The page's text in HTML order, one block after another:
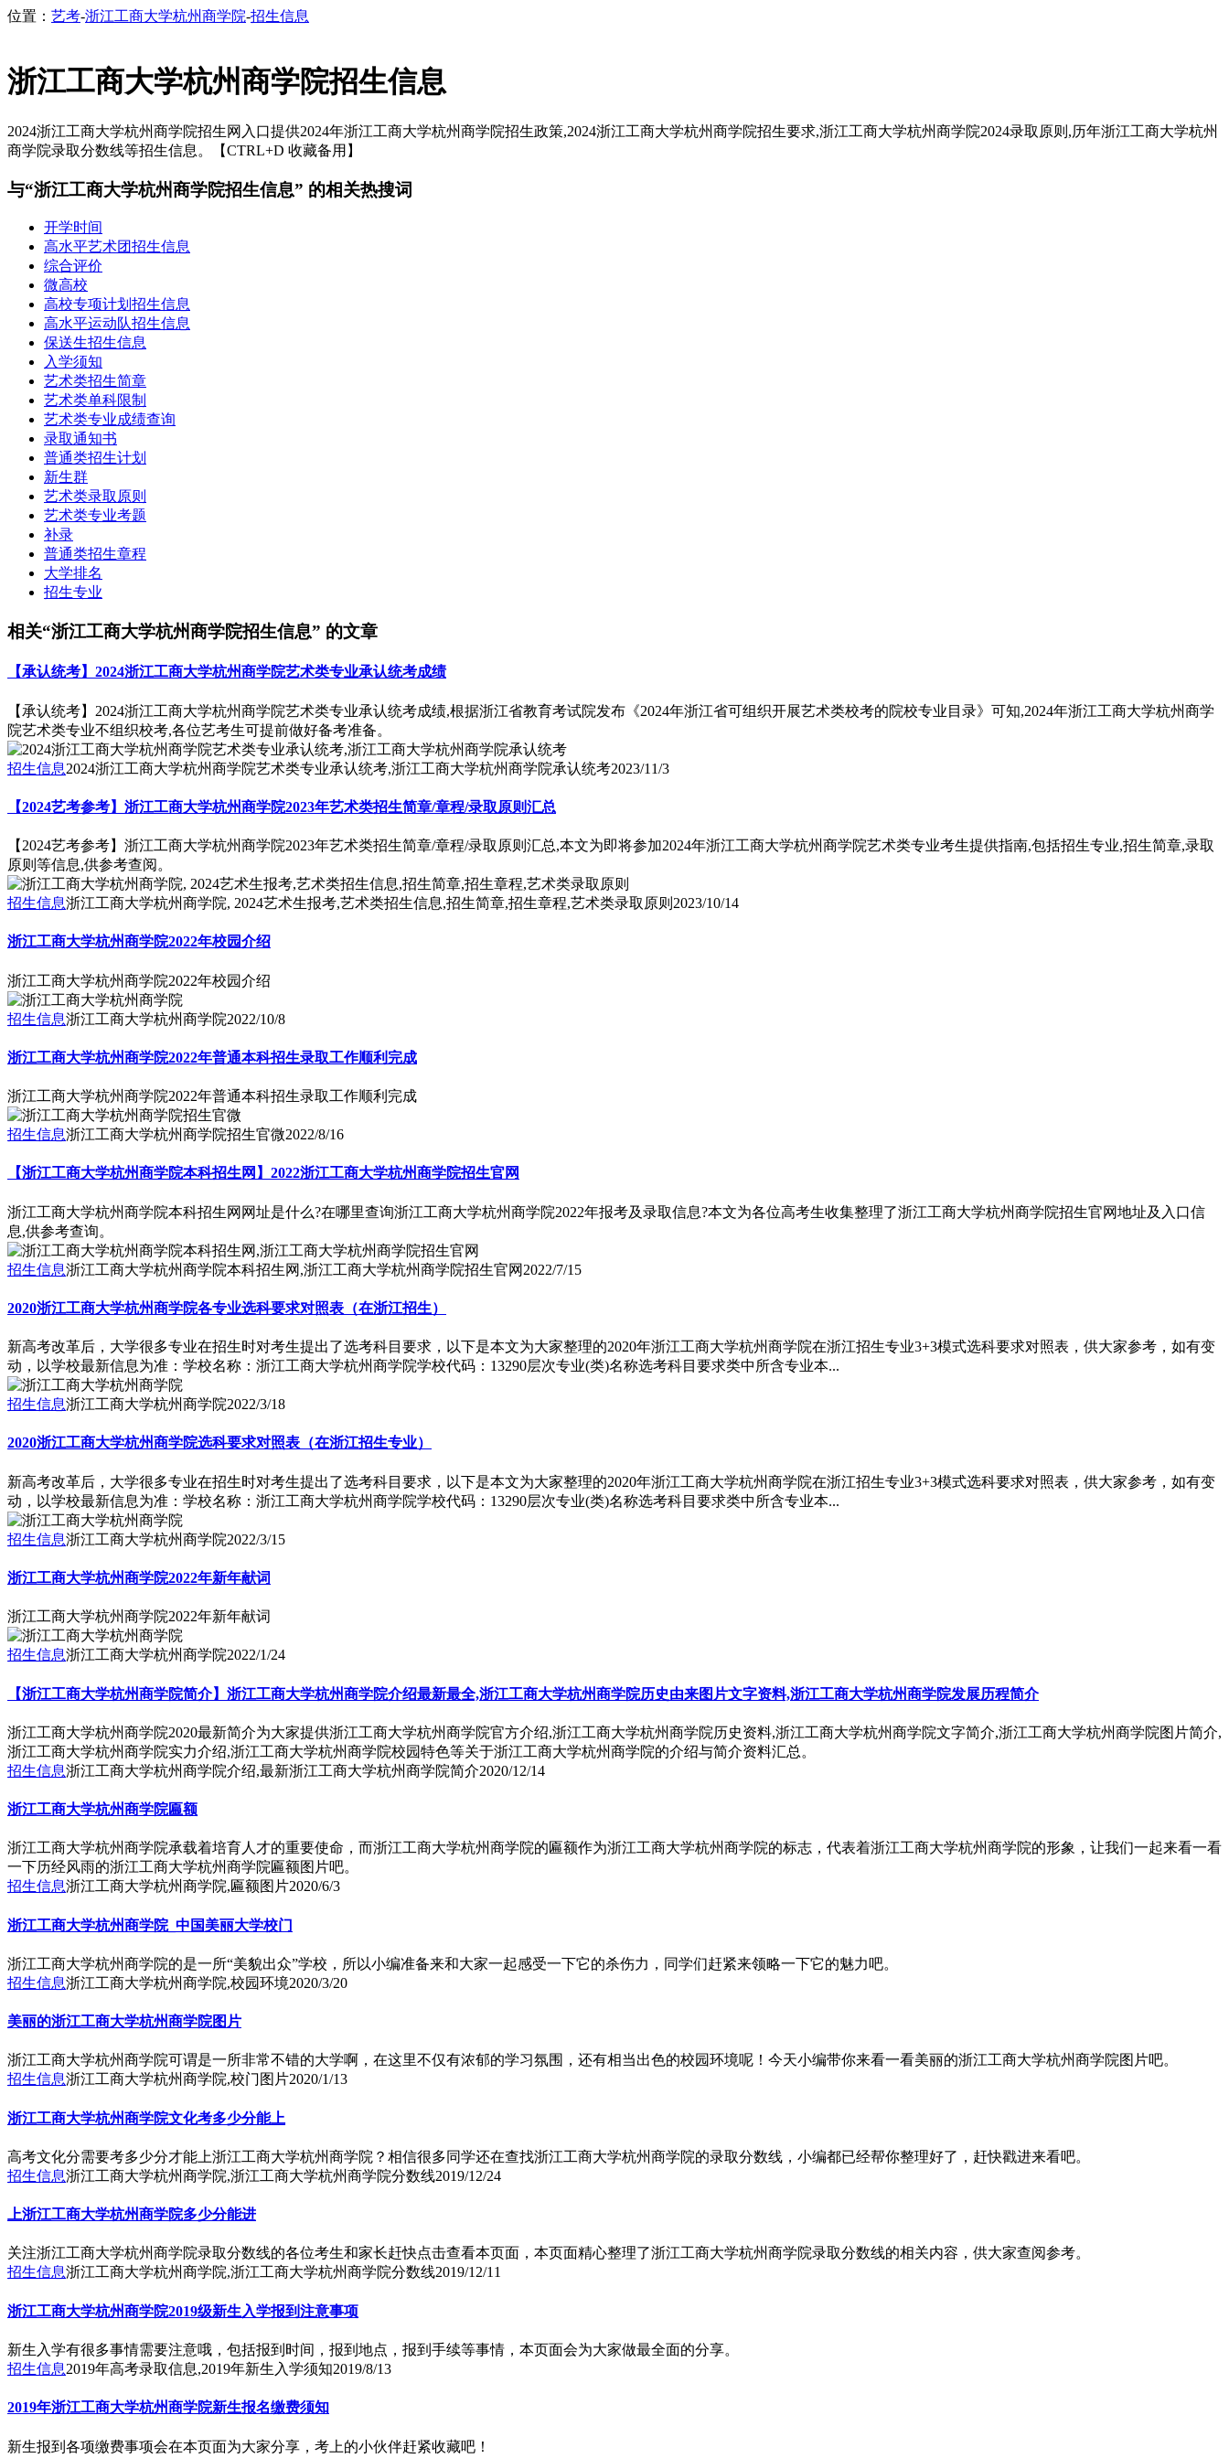
位置： 艺考-浙江工商大学杭州商学院-招生信息
浙江工商大学杭州商学院招生信息
2024浙江工商大学杭州商学院招生网入口提供2024年浙江工商大学杭州商学院招生政策,2024浙江工商大学杭州商学院招生要求,浙江工商大学杭州商学院2024录取原则,历年浙江工商大学杭州
商学院录取分数线等招生信息。【CTRL+D 收藏备用】
与“浙江工商大学杭州商学院招生信息” 的相关热搜词
开学时间
高水平艺术团招生信息
综合评价
微高校
高校专项计划招生信息
高水平运动队招生信息
保送生招生信息
入学须知
艺术类招生简章
艺术类单科限制
艺术类专业成绩查询
录取通知书
普通类招生计划
新生群
艺术类录取原则
艺术类专业考题
补录
普通类招生章程
大学排名
招生专业
相关“浙江工商大学杭州商学院招生信息” 的文章
【承认统考】2024浙江工商大学杭州商学院艺术类专业承认统考成绩
【承认统考】2024浙江工商大学杭州商学院艺术类专业承认统考成绩,根据浙江省教育考试院发布《2024年浙江省可组织开展艺术类校考的院校专业目录》可知,2024年浙江工商大学杭州商学
院艺术类专业不组织校考,各位艺考生可提前做好备考准备。
招生信息2024浙江工商大学杭州商学院艺术类专业承认统考,浙江工商大学杭州商学院承认统考2023/11/3
【2024艺考参考】浙江工商大学杭州商学院2023年艺术类招生简章/章程/录取原则汇总
【2024艺考参考】浙江工商大学杭州商学院2023年艺术类招生简章/章程/录取原则汇总,本文为即将参加2024年浙江工商大学杭州商学院艺术类专业考生提供指南,包括招生专业,招生简章,录取
原则等信息,供参考查阅。
招生信息浙江工商大学杭州商学院, 2024艺术生报考,艺术类招生信息,招生简章,招生章程,艺术类录取原则 2023/10/14
浙江工商大学杭州商学院2022年校园介绍
浙江工商大学杭州商学院2022年校园介绍
招生信息浙江工商大学杭州商学院2022/10/8
浙江工商大学杭州商学院2022年普通本科招生录取工作顺利完成
浙江工商大学杭州商学院2022年普通本科招生录取工作顺利完成
招生信息浙江工商大学杭州商学院招生官微2022/8/16
【浙江工商大学杭州商学院本科招生网】2022浙江工商大学杭州商学院招生官网
浙江工商大学杭州商学院本科招生网网址是什么?在哪里查询浙江工商大学杭州商学院2022年报考及录取信息?本文为各位高考生收集整理了浙江工商大学杭州商学院招生官网地址及入口信
息,供参考查询。
招生信息浙江工商大学杭州商学院本科招生网,浙江工商大学杭州商学院招生官网 2022/7/15
2020浙江工商大学杭州商学院各专业选科要求对照表（在浙江招生）
新高考改革后，大学很多专业在招生时对考生提出了选考科目要求，以下是本文为大家整理的2020年浙江工商大学杭州商学院在浙江招生专业3+3模式选科要求对照表，供大家参考，如有变
动，以学校最新信息为准：学校名称：浙江工商大学杭州商学院学校代码：13290层次专业(类)名称选考科目要求类中所含专业本...
招生信息浙江工商大学杭州商学院2022/3/18
2020浙江工商大学杭州商学院选科要求对照表（在浙江招生专业）
新高考改革后，大学很多专业在招生时对考生提出了选考科目要求，以下是本文为大家整理的2020年浙江工商大学杭州商学院在浙江招生专业3+3模式选科要求对照表，供大家参考，如有变
动，以学校最新信息为准：学校名称：浙江工商大学杭州商学院学校代码：13290层次专业(类)名称选考科目要求类中所含专业本...
招生信息浙江工商大学杭州商学院2022/3/15
浙江工商大学杭州商学院2022年新年献词
浙江工商大学杭州商学院2022年新年献词
招生信息浙江工商大学杭州商学院2022/1/24
【浙江工商大学杭州商学院简介】浙江工商大学杭州商学院介绍最新最全,浙江工商大学杭州商学院历史由来图片文字资料,浙江工商大学杭州商学院发展历程简介
浙江工商大学杭州商学院2020最新简介为大家提供浙江工商大学杭州商学院官方介绍,浙江工商大学杭州商学院历史资料,浙江工商大学杭州商学院文字简介,浙江工商大学杭州商学院图片简介,
浙江工商大学杭州商学院实力介绍,浙江工商大学杭州商学院校园特色等关于浙江工商大学杭州商学院的介绍与简介资料汇总。
招生信息浙江工商大学杭州商学院介绍,最新浙江工商大学杭州商学院简介2020/12/14
浙江工商大学杭州商学院匾额
浙江工商大学杭州商学院承载着培育人才的重要使命，而浙江工商大学杭州商学院的匾额作为浙江工商大学杭州商学院的标志，代表着浙江工商大学杭州商学院的形象，让我们一起来看一看
一下历经风雨的浙江工商大学杭州商学院匾额图片吧。
招生信息浙江工商大学杭州商学院,匾额图片2020/6/3
浙江工商大学杭州商学院_中国美丽大学校门
浙江工商大学杭州商学院的是一所“美貌出众”学校，所以小编准备来和大家一起感受一下它的杀伤力，同学们赶紧来领略一下它的魅力吧。
招生信息浙江工商大学杭州商学院,校园环境2020/3/20
美丽的浙江工商大学杭州商学院图片
浙江工商大学杭州商学院可谓是一所非常不错的大学啊，在这里不仅有浓郁的学习氛围，还有相当出色的校园环境呢！今天小编带你来看一看美丽的浙江工商大学杭州商学院图片吧。
招生信息浙江工商大学杭州商学院,校门图片2020/1/13
浙江工商大学杭州商学院文化考多少分能上
高考文化分需要考多少分才能上浙江工商大学杭州商学院？相信很多同学还在查找浙江工商大学杭州商学院的录取分数线，小编都已经帮你整理好了，赶快戳进来看吧。
招生信息浙江工商大学杭州商学院,浙江工商大学杭州商学院分数线2019/12/24
上浙江工商大学杭州商学院多少分能进
关注浙江工商大学杭州商学院录取分数线的各位考生和家长赶快点击查看本页面，本页面精心整理了浙江工商大学杭州商学院录取分数线的相关内容，供大家查阅参考。
招生信息浙江工商大学杭州商学院,浙江工商大学杭州商学院分数线2019/12/11
浙江工商大学杭州商学院2019级新生入学报到注意事项
新生入学有很多事情需要注意哦，包括报到时间，报到地点，报到手续等事情，本页面会为大家做最全面的分享。
招生信息2019年高考录取信息,2019年新生入学须知2019/8/13
2019年浙江工商大学杭州商学院新生报名缴费须知
新生报到各项缴费事项会在本页面为大家分享，考上的小伙伴赶紧收藏吧！